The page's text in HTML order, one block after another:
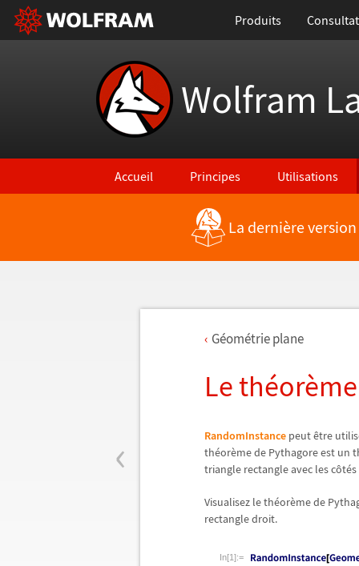
Produits
Wolfram
Accueil Principes Utilisations
La dernière
‹
Géométrie plane
Le théorè
RandomInstance peutêtre utilis
théorème de Pythagore est un
triangle rectangle avec les côtés
Visualisez le théorème de
rectangle droit.
In[1]:=